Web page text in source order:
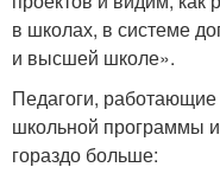
в школах, в системе
и высшей школе».
Педагоги,
школьной программы
гораздо больше: